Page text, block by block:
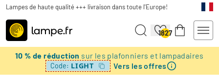
Lampes de haute qualité +++ livraison dans toute l'Europe!
1827
10 % de réduction sur les plafonniers et lampadaires
Code: LIGHT Vers les offres